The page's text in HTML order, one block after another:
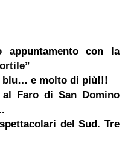
appuntamento con la
blu… e molto di più!!!
Faro di San Domino
del Sud. Tre